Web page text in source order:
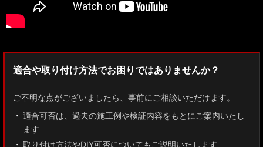
適合や取り付け方法でお困りではありませんか？
ご不明な点がございましたら、事前にご相談いただけます。
適合可否は、過去の施工例や検証内容をもとにご案内いたし
ます
取り付け方法やDIY可否についてもご説明いたします